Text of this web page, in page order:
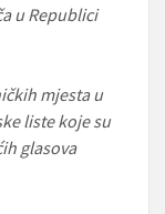
u Republici
mjesta u
liste koje su
glasova